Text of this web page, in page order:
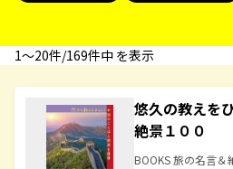
1〜20件/169件中 を表示
悠久の教えを
絶景１００
BOOKS 旅の名言＆